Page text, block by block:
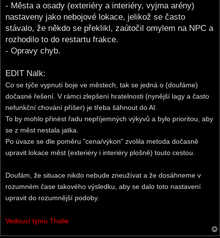
- Města a osady (exteriéry a interiéry, vyjma arény)
nastaveny jako nebojové lokace, jelikož se často
stávalo, že někdo se překlikl, zaútočil omylem na NPC a
rozhodilo to do restartu frakce.
- Opravy chyb.
EDIT Nalk:
Co se týče vypnutí boje ve městech, tak se jedná o (doufáme)
dočasné řešení. V rámci zlepšení hratelnosti (nynější lagy a často
nefunkční chování příšer) je třeba šáhnout do AI.
To by mohlo přinést řadu nepříjemných výkyvů a bylo prioritou, aby
se z měst nestala jatka.
Po úvaze se dle poměru "cena/výkon" zvolila metoda dočasně
upravit lokace měst (exteriéry i interiéry plošně) touto cestou.
Doufám, že situace nikdo nebude zneužívat a že dosáhneme v
rozumném čase takového výsledku, aby se dalo toto nastavení
upravit do rozumnější podoby.
Vedoucí týmu Thalie